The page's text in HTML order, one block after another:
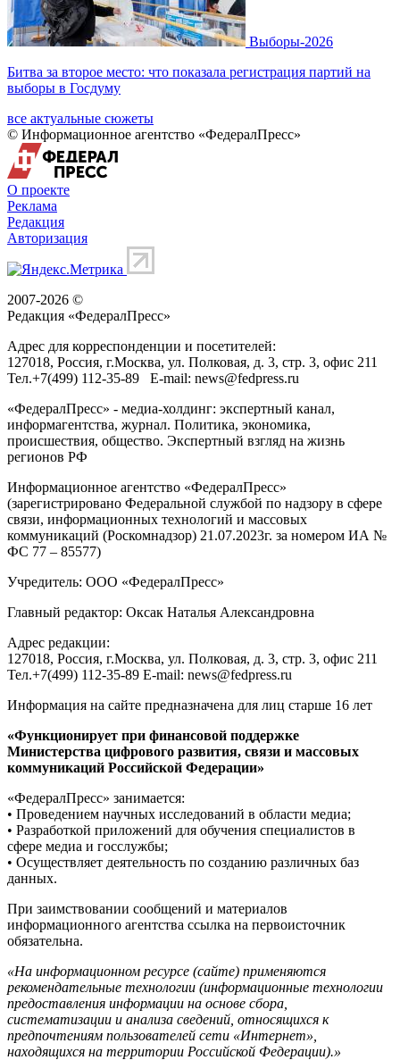
Выборы-2026
Битва за второе место: что показала регистрация партий на
выборы в Госдуму
все актуальные сюжеты
© Информационное агентство «ФедералПресс»
О проекте
Реклама
Редакция
Авторизация
2007-2026 ©
Редакция «ФедералПресс»
Адрес для корреспонденции и посетителей:
127018, Россия, г.Москва, ул. Полковая, д. 3, стр. 3, офис 211
Тел.+7(499) 112-35-89 E-mail: news@fedpress.ru
«ФедералПресс» - медиа-холдинг: экспертный канал,
информагентства, журнал. Политика, экономика,
происшествия, общество. Экспертный взгляд на жизнь
регионов РФ
Информационное агентство «ФедералПресс»
(зарегистрировано Федеральной службой по надзору в сфере
связи, информационных технологий и массовых
коммуникаций (Роскомнадзор) 21.07.2023г. за номером ИА №
ФС 77 – 85577)
Учредитель: ООО «ФедералПресс»
Главный редактор: Оксак Наталья Александровна
Адрес редакции:
127018, Россия, г.Москва, ул. Полковая, д. 3, стр. 3, офис 211
Тел.+7(499) 112-35-89 E-mail: news@fedpress.ru
Информация на сайте предназначена для лиц старше 16 лет
«Функционирует при финансовой поддержке
Министерства цифрового развития, связи и массовых
коммуникаций Российской Федерации»
«ФедералПресс» занимается:
• Проведением научных исследований в области медиа;
• Разработкой приложений для обучения специалистов в
сфере медиа и госслужбы;
• Осуществляет деятельность по созданию различных баз
данных.
При заимствовании сообщений и материалов
информационного агентства ссылка на первоисточник
обязательна.
«На информационном ресурсе (сайте) применяются
рекомендательные технологии (информационные технологии
предоставления информации на основе сбора,
систематизации и анализа сведений, относящихся к
предпочтениям пользователей сети «Интернет»,
находящихся на территории Российской Федерации).»